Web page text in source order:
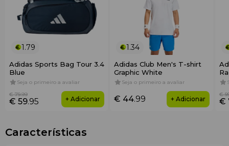
1.79
Adidas Sports Bag Tour 3.4
Blue
Seja o primeiro a avaliar
€ 59.95
€ 79.99
+ Adicionar
1.34
Adidas Club Men's T-shirt
Graphic White
Seja o primeiro a avaliar
€ 44.99 + Adicionar €
€
Características